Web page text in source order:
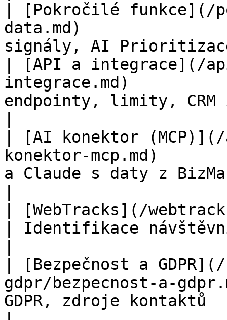
| [Pokročilé funkce](/
data.md)
signály, AI
| [API a integrace](/
integrace.md)
endpointy, limity, CRM
| [AI konektor
konektor-mcp.md)
a Claude s daty z
| [WebTracks](/
| Identifikace
| [Bezpečnost a
gdpr/bezpecnost-a-
GDPR, zdroje kontaktů